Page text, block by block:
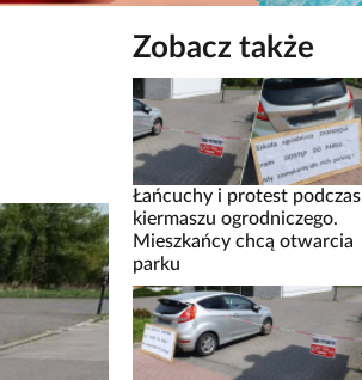
Zobacz także
Łańcuchy i protest podczas
kiermaszu ogrodniczego.
Mieszkańcy chcą otwarcia
parku